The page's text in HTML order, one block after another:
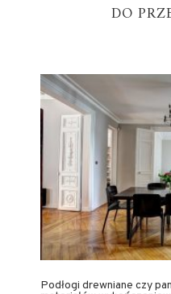
DO
Podłogi drewniane czy